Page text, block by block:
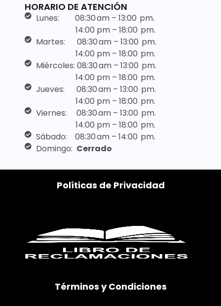
HORARIO DE ATENCIÓN
Lunes: 08:30 am – 13:00 pm.
14:00 pm – 18:00 pm.
Martes: 08:30 am – 13:00 pm.
14:00 pm – 18:00 pm.
Miércoles: 08:30 am – 13:00 pm.
14:00 pm – 18:00 pm.
Jueves: 08:30 am – 13:00 pm.
14:00 pm – 18:00 pm.
Viernes: 08:30 am – 13:00 pm.
14:00 pm – 18:00 pm.
Sábado: 08:30 am – 14:00 pm.
Domingo: Cerrado
Términos y Condiciones
Políticas de Privacidad